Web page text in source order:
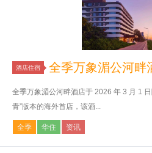
酒店住宿 全季万象湄公河畔
全季万象湄公河畔酒店于 2026 年 3 月 1
青”版本的海外首店，该酒...
全季 华住 资讯